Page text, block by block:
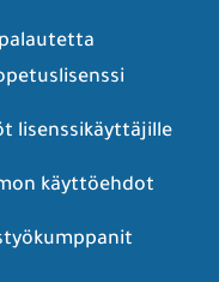
lisenssikäyttäjille
käyttöehdot